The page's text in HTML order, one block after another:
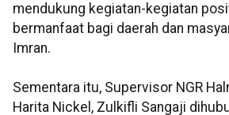
mendukung kegiatan-kegiatan
bermanfaat bagi daerah dan
Imran.
Sementara itu, Supervisor NGR
Harita Nickel, Zulkifli Sangaji